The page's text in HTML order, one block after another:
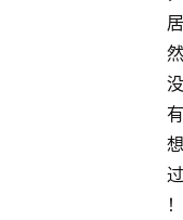
居
然
没
有
想
过
！